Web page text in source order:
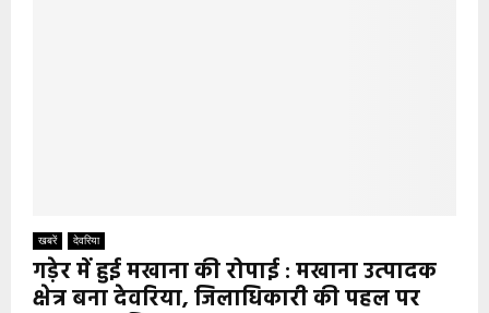
खबरें देवरिया
गड़ेर में हुई मखाना की रोपाई : मखाना उत्पादक
क्षेत्र बना देवरिया, जिलाधिकारी की पहल पर